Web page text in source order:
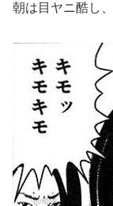
朝は目ヤニ酷し